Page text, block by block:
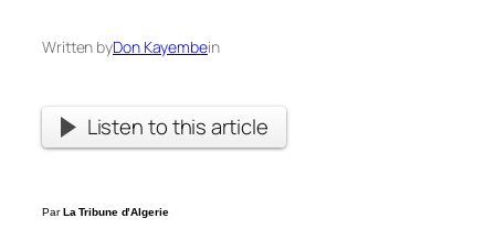
Written byDon Kayembein
Listen to this article
ParLa Tribune d’Algerie